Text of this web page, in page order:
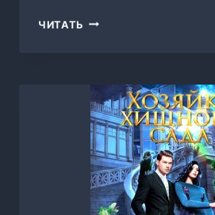
ЧИТАТЬ ОБОРОТЕНЬ
НАТАЛЬЯ
БУЛАНОВА